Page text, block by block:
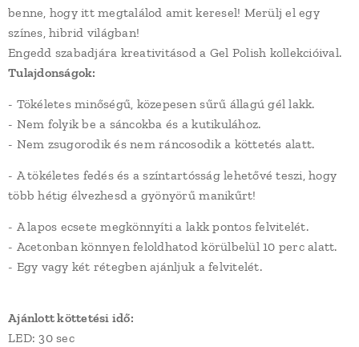
benne, hogy itt megtalálod amit keresel! Merülj el egy
színes, hibrid világban!
Engedd szabadjára kreativitásod a Gel Polish kollekcióival.
Tulajdonságok:
- Tökéletes minőségű, közepesen sűrű állagú gél lakk.
- Nem folyik be a sáncokba és a kutikulához.
- Nem zsugorodik és nem ráncosodik a köttetés alatt.
- A tökéletes fedés és a színtartósság lehetővé teszi, hogy
több hétig élvezhesd a gyönyörű manikűrt!
- A lapos ecsete megkönnyíti a lakk pontos felvitelét.
- Acetonban könnyen feloldhatod körülbelül 10 perc alatt.
- Egy vagy két rétegben ajánljuk a felvitelét.
Ajánlott köttetési idő:
LED: 30 sec